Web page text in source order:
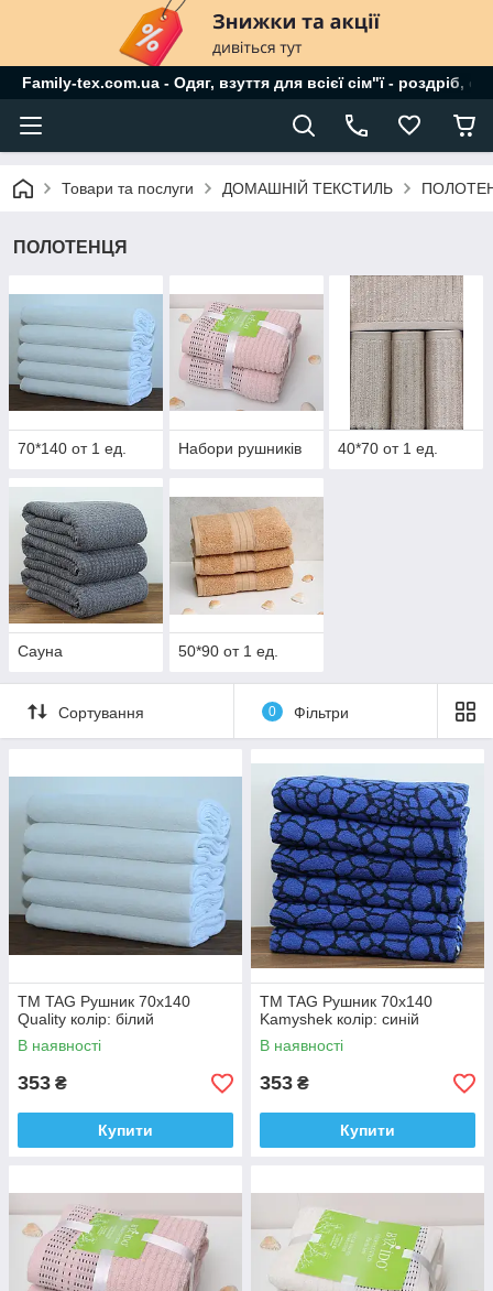
Family-tex.com.ua - Одяг, взуття для всієї сім"ї - роздріб,
Товари та послуги ДОМАШНІЙ ТЕКСТИЛЬ
ПОЛОТЕНЦЯ
70*140 от 1 ед. Набори рушників 40*70 от 1 ед.
Сауна 50*90 от 1 ед.
Сортування 0 Фільтри
ТМ TAG Рушник 70х140
Quality колір: білий
В наявності
353 ₴
Купити
ТМ TAG Рушник 70х140
Kamyshek колір: синій
В наявності
353 ₴
Купити